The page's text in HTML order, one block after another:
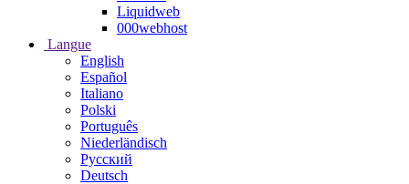
Liquidweb
000webhost
Langue
English
Español
Italiano
Polski
Português
Niederländisch
Русский
Deutsch